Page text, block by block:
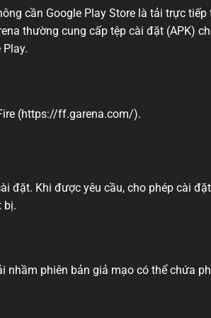
cần Google Play Store là tải trực tiếp
thường cung cấp tệp cài đặt (APK)
(https://ff.garena.com/).
đặt. Khi được yêu cầu, cho phép cài
bị.
nhầm phiên bản giả mạo có thể chứa